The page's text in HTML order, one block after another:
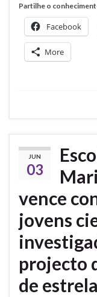
Partilhe o
Facebook
More
JUN
03
vence
jovens
projecto
de